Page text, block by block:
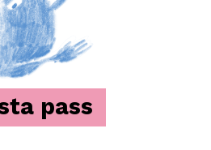
pass